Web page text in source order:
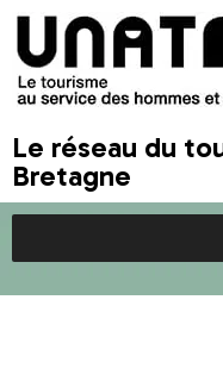
Le réseau du
Bretagne